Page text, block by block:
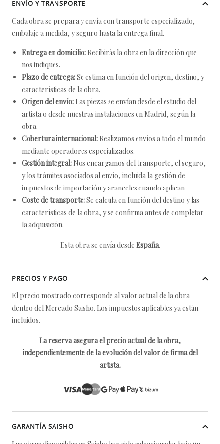
ENVÍO Y TRANSPORTE
Cada obra se prepara y envía con transporte especializado,
embalaje a medida, y seguro hasta la entrega final.
Entrega en domicilio: Recibirás la obra en la dirección que
nos indiques.
Plazo de entrega:Se estima en función del origen, destino, y
características de la obra.
Origen del envío: Las piezas se envían desde el estudio del
artista o desde nuestras instalaciones en Madrid, según la
obra.
Cobertura internacional: Realizamos envíos a todo el mundo
mediante operadores especializados.
Gestión integral: Nos encargamos del transporte, el seguro,
y los trámites asociados al envío, incluida la gestión de
impuestos de importación y aranceles cuando aplican.
Coste de transporte:Se calcula en función del destino y las
características de la obra, y se confirma antes de completar
la adquisición.
Esta obra se envía desde España.
PRECIOS Y PAGO
El precio mostrado corresponde al valor actual de la obra
dentro del Mercado Saisho. Los impuestos aplicables ya están
incluidos.
La reserva asegura el precio actual de la obra,
independientemente de la evolución del valor de firma del
artista.
GARANTÍA SAISHO